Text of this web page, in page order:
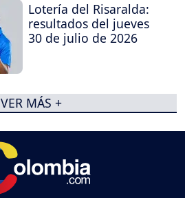
Lotería del Risaralda:
resultados del jueves
30 de julio de 2026
VER MÁS +